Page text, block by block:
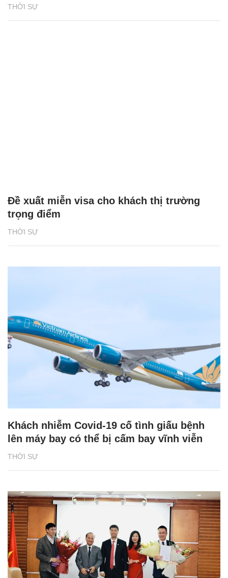
THỜI SỰ
THỜI SỰ
Đề xuất miễn visa cho khách thị trường
trọng điểm
THỜI SỰ
Khách nhiễm Covid-19 cố tình giấu bệnh
lên máy bay có thể bị cấm bay vĩnh viễn